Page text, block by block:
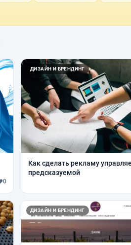
0
ДИЗАЙН И БРЕНДИНГ
Как сделать рекламу
предсказуемой
ДИЗАЙН И БРЕНДИНГ